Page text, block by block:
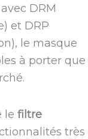
DRM
et DRP
le masque
à porter que
le filtre
très